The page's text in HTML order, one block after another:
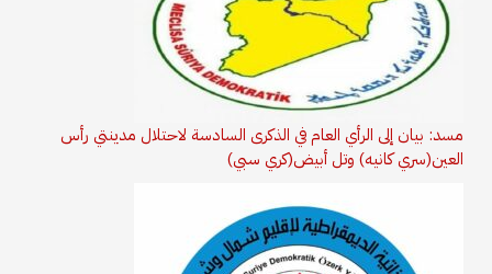
مسد: بيان إلى الرأي العام في الذكرى السادسة لاحتلال مدينتي رأس
العين(سري كانيه) وتل أبيض(كري سبي)